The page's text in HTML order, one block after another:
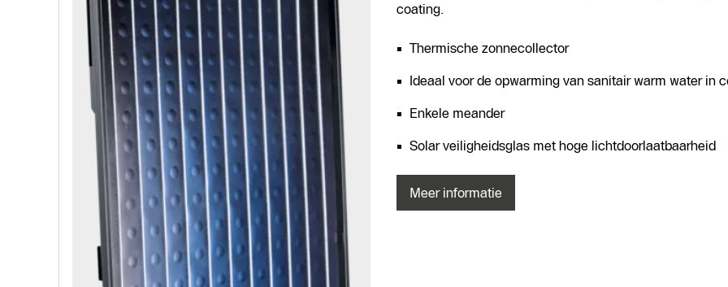
coating.
Thermische zonnecollector
Ideaal voor de opwarming van sanitair warm water in
Enkele meander
Solar veiligheidsglas met hoge lichtdoorlaatbaarheid
Meer informatie